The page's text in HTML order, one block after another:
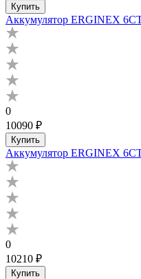
Купить
Аккумулятор ERGINEX
0
10090 ₽
Купить
Аккумулятор ERGINEX
0
10210 ₽
Купить